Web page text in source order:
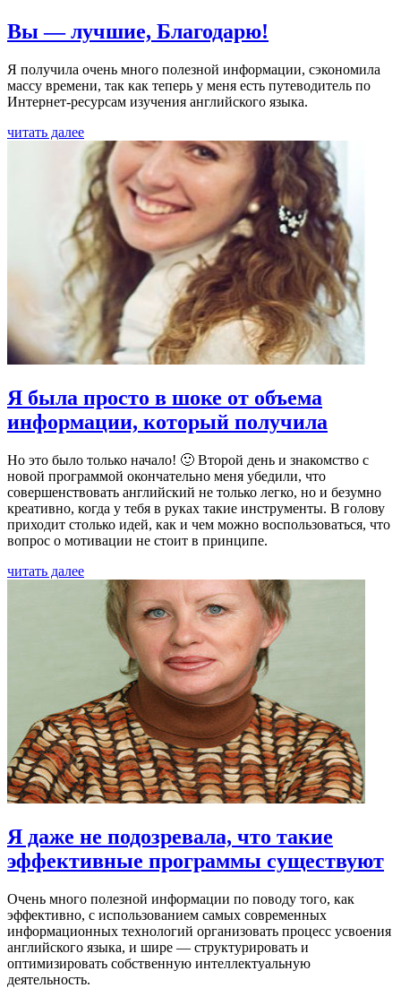
Вы — лучшие, Благодарю!
Я получила очень много полезной информации, сэкономила
массу времени, так как теперь у меня есть путеводитель по
Интернет-ресурсам изучения английского языка.
читать далее
Я была просто в шоке от объема
информации, который получила
Но это было только начало! 🙂 Второй день и знакомство с
новой программой окончательно меня убедили, что
совершенствовать английский не только легко, но и безумно
креативно, когда у тебя в руках такие инструменты. В голову
приходит столько идей, как и чем можно воспользоваться, что
вопрос о мотивации не стоит в принципе.
читать далее
Я даже не подозревала, что такие
эффективные программы существуют
Очень много полезной информации по поводу того, как
эффективно, с использованием самых современных
информационных технологий организовать процесс усвоения
английского языка, и шире — структурировать и
оптимизировать собственную интеллектуальную
деятельность.